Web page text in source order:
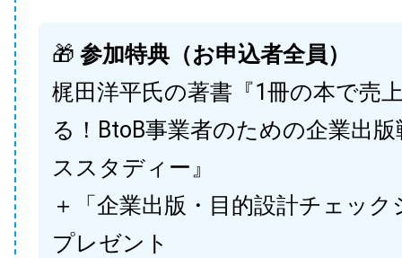
🎁 参加特典（お申込者全員）
梶田洋平氏の著書『1冊の本で売
る！BtoB事業者のための企業出
ススタディー』
＋「企業出版・目的設計チェック
プレゼント